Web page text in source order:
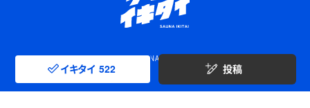
イキタイ 522 投稿
© SAUNA IKITAI